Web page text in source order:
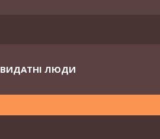
ВИДАТНІ ЛЮДИ